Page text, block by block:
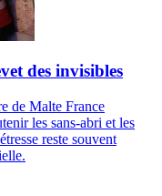
des invisibles
de Malte France
les sans-abri et les
reste souvent